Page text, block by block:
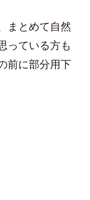
まとめて自然
っている方も
前に部分用下